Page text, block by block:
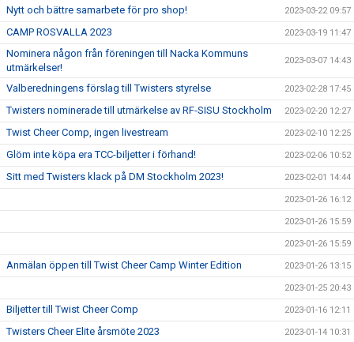
Nytt och bättre samarbete för pro shop! 2023-03-22 09:57
CAMP ROSVALLA 2023 2023-03-19 11:47
Nominera någon från föreningen till Nacka Kommuns
utmärkelser!
2023-03-07 14:43
Valberedningens förslag till Twisters styrelse 2023-02-28 17:45
Twisters nominerade till utmärkelse av RF-SISU Stockholm 2023-02-20 12:27
Twist Cheer Comp, ingen livestream 2023-02-10 12:25
Glöm inte köpa era TCC-biljetter i förhand! 2023-02-06 10:52
Sitt med Twisters klack på DM Stockholm 2023! 2023-02-01 14:44
2023-01-26 16:12
2023-01-26 15:59
2023-01-26 15:59
Anmälan öppen till Twist Cheer Camp Winter Edition 2023-01-26 13:15
2023-01-25 20:43
Biljetter till Twist Cheer Comp 2023-01-16 12:11
Twisters Cheer Elite årsmöte 2023 2023-01-14 10:31